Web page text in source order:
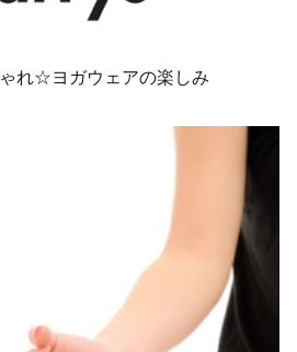
れ☆ヨガウェアの楽しみ